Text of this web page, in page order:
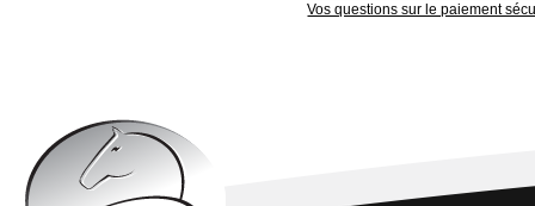
Vos questions sur le paiement